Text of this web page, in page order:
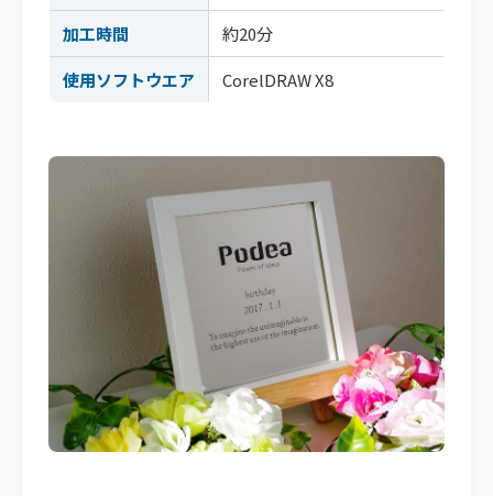
加工時間
約20分
使用ソフトウエア
CorelDRAW X8